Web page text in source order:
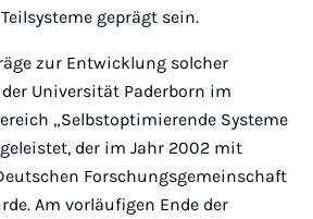
geprägt sein.
zur Entwicklung solcher
Universität Paderborn im
„Selbstoptimierende Systeme
der im Jahr 2002 mit
Forschungsgemeinschaft
Am vorläufigen Ende der